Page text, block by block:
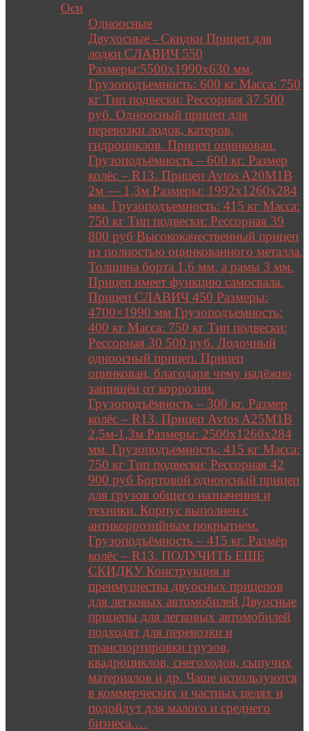
Оси
Одноосные
Двухосные – Скидки Прицеп для
лодки СЛАВИЧ 550
Размеры:5500х1990х630 мм.
Грузоподъемность: 600 кг Масса: 750
кг Тип подвески: Рессорная 37 500
руб. Одноосный прицеп для
перевозки лодок, катеров,
гидроциклов. Прицеп оцинкован.
Грузоподъёмность – 600 кг. Размер
колёс – R13. Прицеп Avtos A20M1B
2м — 1,3м Размеры: 1992х1260х284
мм. Грузоподъемность: 415 кг Масса:
750 кг Тип подвески: Рессорная 39
800 руб Высококачественный прицеп
из полностью оцинкованного металла.
Толщина борта 1,6 мм, а рамы 3 мм.
Прицеп имеет функцию самосвала.
Прицеп СЛАВИЧ 450 Размеры:
4700×1990 мм Грузоподъемность:
400 кг Масса: 750 кг Тип подвески:
Рессорная 30 500 руб. Лодочный
одноосный прицеп. Прицеп
оцинкован, благодаря чему надёжно
защищён от коррозии.
Грузоподъёмность – 300 кг. Размер
колёс – R13. Прицеп Avtos A25M1B
2,5м-1,3м Размеры: 2500х1260х284
мм. Грузоподъемность: 415 кг Масса:
750 кг Тип подвески: Рессорная 42
900 руб Бортовой одноосный прицеп
для грузов общего назначения и
техники. Корпус выполнен с
антикоррозийным покрытием.
Грузоподъёмность – 415 кг. Размёр
колёс – R13. ПОЛУЧИТЬ ЕЩЕ
СКИДКУ Конструкция и
преимущества двуосных прицепов
для легковых автомобилей Двуосные
прицепы для легковых автомобилей
подходят для перевозки и
транспортировки грузов,
квадроциклов, снегоходов, сыпучих
материалов и др. Чаще используются
в коммерческих и частных целях и
подойдут для малого и среднего
бизнеса.…